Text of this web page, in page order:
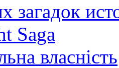
загадок
Saga
влaсність